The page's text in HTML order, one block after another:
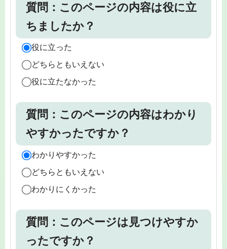
質問：このページの内容は役に立
ちましたか？
役に立った
どちらともいえない
役に立たなかった
質問：このページの内容はわかり
やすかったですか？
わかりやすかった
どちらともいえない
わかりにくかった
質問：このページは見つけやすか
ったですか？